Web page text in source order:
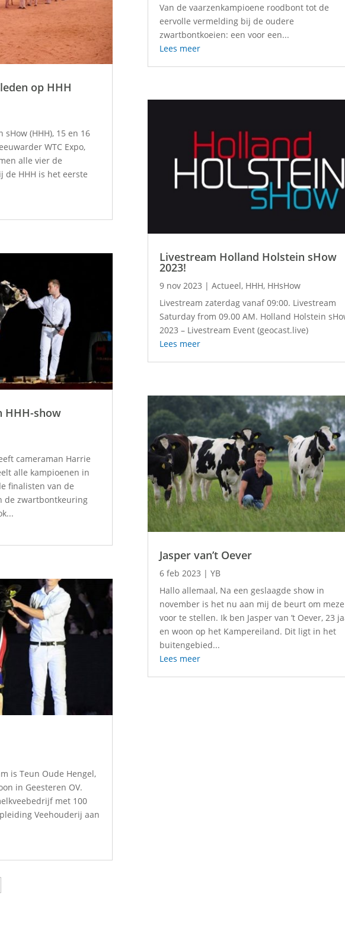
op HHH
(HHH), 15 en 16
WTC Expo,
alle vier de
de HHH is het eerste
HHH-show
cameraman Harrie
alle kampioenen in
finalisten van de
de zwartbontkeuring
is Teun Oude Hengel,
in Geesteren OV.
met 100
Veehouderij aan
Van de vaarzenkampioene roodbont tot de
eervolle vermelding bij de oudere
zwartbontkoeien: een voor een...
Lees meer
Livestream Holland Holstein sHow
2023!
9 nov 2023 |Actueel, HHH, HHsHow
Livestream zaterdag vanaf 09:00. Livestream
Saturday from 09.00 AM. Holland Holstein
2023 – Livestream Event (geocast.live)
Lees meer
Jasper van’t Oever
6 feb 2023 |YB
Hallo allemaal, Na een geslaagde show in
november is het nu aan mij de beurt om
voor te stellen. Ik ben Jasper van ’t Oever, 23
en woon op het Kampereiland. Dit ligt in het
buitengebied...
Lees meer